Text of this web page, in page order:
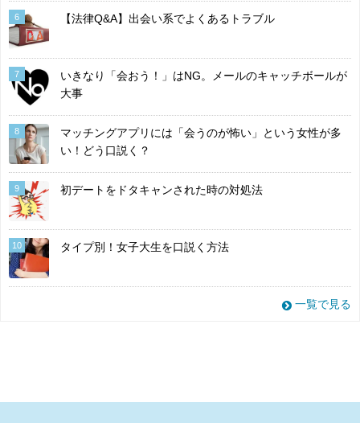
6 【法律Q&A】出会い系でよくあるトラブル
7
いきなり「会おう！」はNG。メールのキャッチボールが
大事
8
マッチングアプリには「会うのが怖い」という女性が多
い！どう口説く？
9 初デートをドタキャンされた時の対処法
10 タイプ別！女子大生を口説く方法
一覧で見る